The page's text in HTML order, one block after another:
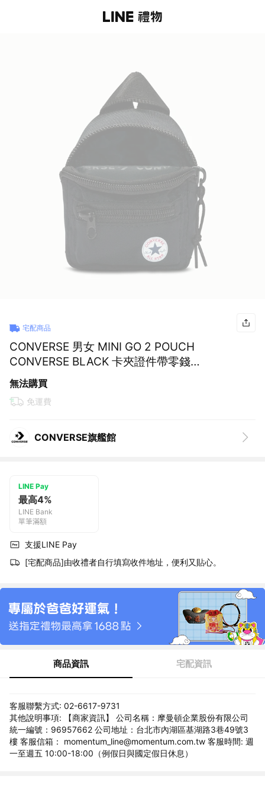
宅配商品
CONVERSE 男女 MINI GO 2 POUCH
CONVERSE BLACK 卡夾證件帶零錢
包-10027428-A01
無法購買
免運費
CONVERSE旗艦館
LINE Pay
最高4%
LINE Bank
單筆滿額
支援LINE Pay
[宅配商品]由收禮者自行填寫收件地址，便利又貼心。
商品資訊 宅配資訊
客服聯繫方式: 02-6617-9731
其他說明事項: 【商家資訊】 公司名稱：摩曼頓企業股份有限公司
統一編號：96957662 公司地址：台北市內湖區基湖路3巷49號3
樓 客服信箱： momentum_line@momentum.com.tw 客服時間: 週
一至週五 10:00-18:00（例假日與國定假日休息）